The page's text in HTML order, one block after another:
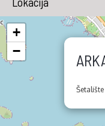
+
−